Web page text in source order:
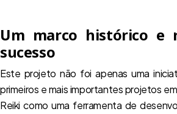
Um marco histórico e
sucesso
Este projeto não foi apenas uma
primeiros e mais importantes projetos
Reiki como uma ferramenta de